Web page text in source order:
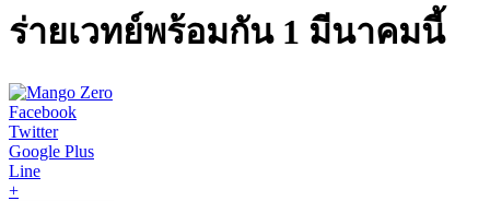
ร่ายเวทย์พร้อมกัน 1 มีนาคมนี้
Facebook
Twitter
Google Plus
Line
+